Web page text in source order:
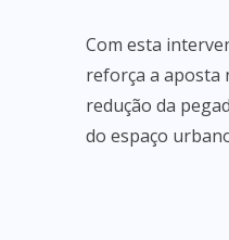
Com esta
reforça a aposta
redução da
do espaço